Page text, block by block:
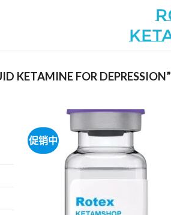
KETAMINE FOR DEPRESSION”
促销中
wishlist